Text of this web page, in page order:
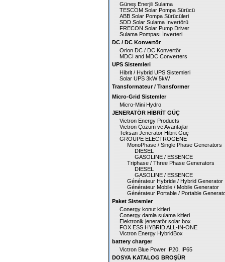
Güneş Enerjili Sulama
TESCOM Solar Pompa Sürücü
ABB Solar Pompa Sürücüleri
SDD Solar Sulama İnvertörü
FRECON Solar Pump Driver
Sulama Pompası İnverteri
DC / DC Konvertör
Orion DC / DC Konvertör
MDCI and MDC Converters
UPS Sistemleri
Hibrit / Hybrid UPS Sistemleri
Solar UPS 3kW 5kW
Transformateur / Transformer
Micro-Grid Sistemler
Micro-Mini Hydro
JENERATÖR HİBRİT GÜÇ
Victron Energy Products
Victron Çözüm ve Avantajlar
Teksan Jeneratör Hibrit Güç
GROUPE ELECTROGENE
MonoPhase / Single Phase Generators
DIESEL
GASOLINE / ESSENCE
Triphase / Three Phase Generators
DIESEL
GASOLINE / ESSENCE
Générateur Hybride / Hybrid Generator
Générateur Mobile / Mobile Generator
Générateur Portable / Portable
Paket Sistemler
Conergy konut kitleri
Conergy damla sulama kitleri
Elektronik jeneratör solar box
FOX ESS HYBRID ALL-IN-ONE
Victron Energy HybridBox
battery charger
Victron Blue Power IP20, IP65
DOSYA KATALOG BROŞÜR